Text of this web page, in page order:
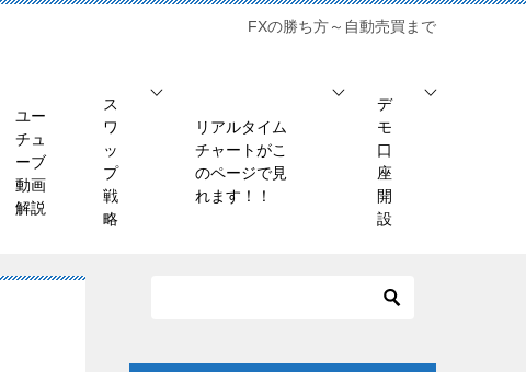
FXの勝ち方～自動売買まで
ユー
チュ
ーブ
動画
解説
ス
ワ
ッ
プ
戦
略
リアルタイム
チャートがこ
のページで見
れます！！
デ
モ
口
座
開
設